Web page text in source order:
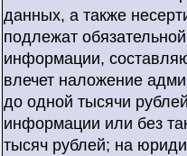
данных, а также
подлежат
информации,
влечет наложение
до одной тысячи
информации или без
тысяч рублей; на